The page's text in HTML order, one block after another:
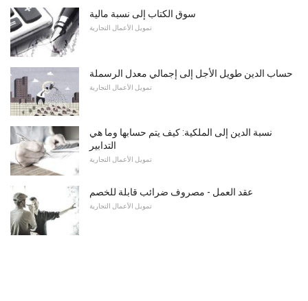
سوق الكتاب إلى نسبة مالية
تمويل الأعمال التجارية
حساب الدين طويل الأجل إلى إجمالي معدل الرسملة
تمويل الأعمال التجارية
نسبة الدين إلى الملكية: كيف يتم حسابها وما هي
التدابير
تمويل الأعمال التجارية
عقد العمل - مصروف ضرائب قابلة للخصم
تمويل الأعمال التجارية